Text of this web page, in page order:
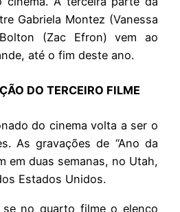
Gabriela Montez (Vanessa
(Zac Efron) vem ao
até o fim deste ano.
DO TERCEIRO FILME
do cinema volta a ser o
As gravações de “Ano da
em duas semanas, no Utah,
Estados Unidos.
no quarto filme o elenco